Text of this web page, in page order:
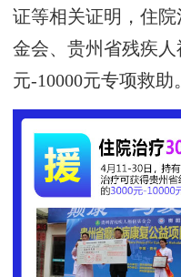
证等相关证明，住
金会、贵州省残疾
元-10000元专项救助